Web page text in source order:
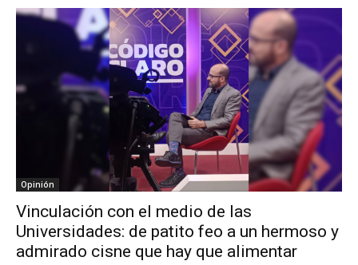
Opinión
Vinculación con el medio de las
Universidades: de patito feo a un hermoso y
admirado cisne que hay que alimentar